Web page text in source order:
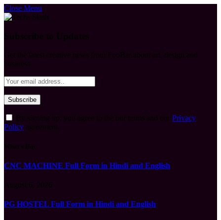
Close Menu
Privacy
Policy
CNC MACHINE Full Form in Hindi and English
PG HOSTEL Full Form in Hindi and English